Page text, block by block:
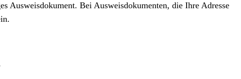
Ausweisdokument. Bei Ausweisdokumenten, die Ihre Adresse